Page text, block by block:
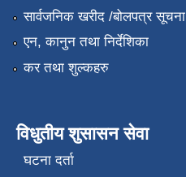
सार्वजनिक खरीद /बोलपत्र सूचना
एन, कानुन तथा निर्देशिका
कर तथा शुल्कहरु
विधुतीय शुसासन सेवा
घटना दर्ता